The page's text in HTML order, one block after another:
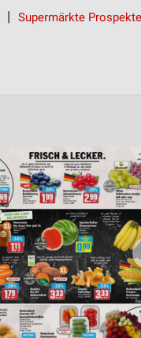
Supermärkte Prospekte